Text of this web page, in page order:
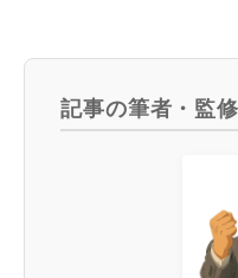
記事の筆者・監